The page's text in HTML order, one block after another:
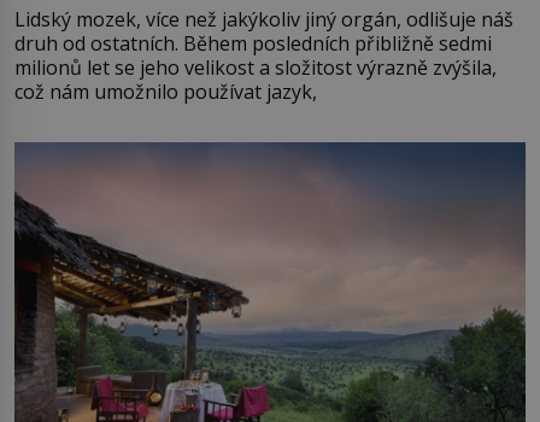
Lidský mozek, více než jakýkoliv jiný orgán, odlišuje náš
druh od ostatních. Během posledních přibližně sedmi
milionů let se jeho velikost a složitost výrazně zvýšila,
což nám umožnilo používat jazyk,